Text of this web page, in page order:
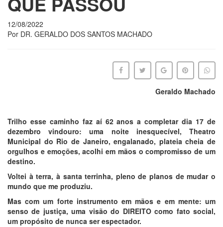
12/08/2022
Por DR. GERALDO DOS SANTOS MACHADO
Geraldo Machado
Trilho esse caminho faz aí 62 anos a completar dia 17 de
dezembro vindouro: uma noite inesquecível, Theatro
Municipal do Rio de Janeiro, engalanado, plateia cheia de
orgulhos e emoções, acolhi em mãos o compromisso de um
destino.
Voltei à terra, à santa terrinha, pleno de planos de mudar o
mundo que me produziu.
Mas com um forte instrumento em mãos e em mente: um
senso de justiça, uma visão do DIREITO como fato social,
um propósito de nunca ser espectador.